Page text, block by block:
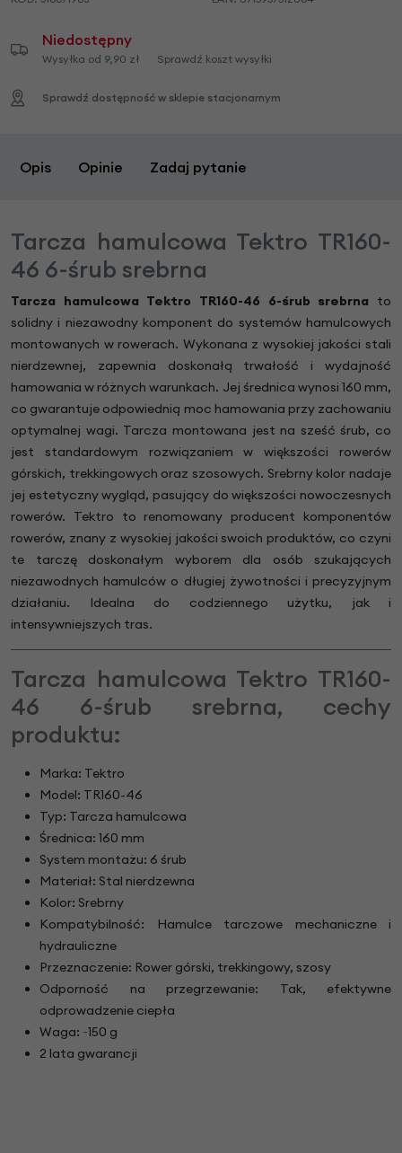
Niedostępny
Wysyłka od 9,90 zł Sprawdź koszt wysyłki
Sprawdź dostępność w sklepie stacjonarnym
Opis Opinie Zadaj pytanie
Tarcza hamulcowa Tektro TR160-
46 6-śrub srebrna
Tarcza hamulcowa Tektro TR160-46 6-śrub srebrna to
solidny i niezawodny komponent do systemów hamulcowych
montowanych w rowerach. Wykonana z wysokiej jakości stali
nierdzewnej, zapewnia doskonałą trwałość i wydajność
hamowania w różnych warunkach. Jej średnica wynosi 160 mm,
co gwarantuje odpowiednią moc hamowania przy zachowaniu
optymalnej wagi. Tarcza montowana jest na sześć śrub, co
jest standardowym rozwiązaniem w większości rowerów
górskich, trekkingowych oraz szosowych. Srebrny kolor nadaje
jej estetyczny wygląd, pasujący do większości nowoczesnych
rowerów. Tektro to renomowany producent komponentów
rowerów, znany z wysokiej jakości swoich produktów, co czyni
te tarczę doskonałym wyborem dla osób szukających
niezawodnych hamulców o długiej żywotności i precyzyjnym
działaniu. Idealna do codziennego użytku, jak i
intensywniejszych tras.
Tarcza hamulcowa Tektro TR160-
46 6-śrub srebrna, cechy
produktu:
Marka: Tektro
Model: TR160-46
Typ: Tarcza hamulcowa
Średnica: 160 mm
System montażu: 6 śrub
Materiał: Stal nierdzewna
Kolor: Srebrny
Kompatybilność: Hamulce tarczowe mechaniczne i
hydrauliczne
Przeznaczenie: Rower górski, trekkingowy, szosy
Odporność na przegrzewanie: Tak, efektywne
odprowadzenie ciepła
Waga: ~150 g
2 lata gwarancji